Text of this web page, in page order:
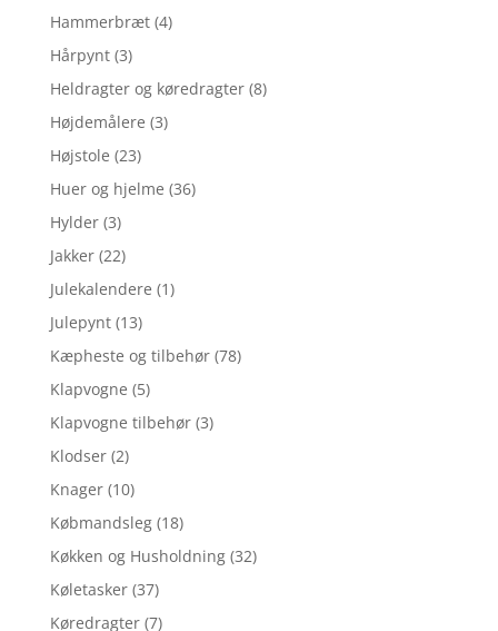
Hammerbræt (4)
Hårpynt (3)
Heldragter og køredragter (8)
Højdemålere (3)
Højstole (23)
Huer og hjelme (36)
Hylder (3)
Jakker (22)
Julekalendere (1)
Julepynt (13)
Kæpheste og tilbehør (78)
Klapvogne (5)
Klapvogne tilbehør (3)
Klodser (2)
Knager (10)
Købmandsleg (18)
Køkken og Husholdning (32)
Køletasker (37)
Køredragter (7)